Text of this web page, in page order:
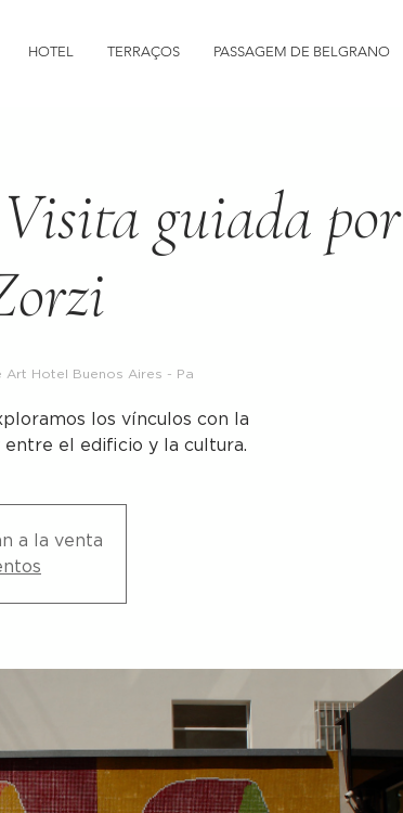
HOTEL TERRAÇOS PASSAGEM DE BELGRANO
guiada por
Art Hotel Buenos Aires - Pa
los vínculos con la
el edificio y la cultura.
a la venta